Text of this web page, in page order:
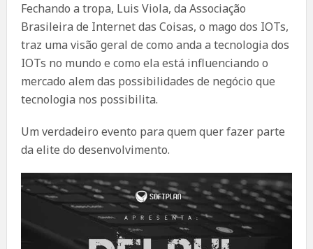
Fechando a tropa, Luis Viola, da Associação
Brasileira de Internet das Coisas, o mago dos IOTs,
traz uma visão geral de como anda a tecnologia dos
IOTs no mundo e como ela está influenciando o
mercado alem das possibilidades de negócio que
tecnologia nos possibilita.
Um verdadeiro evento para quem quer fazer parte
da elite do desenvolvimento.